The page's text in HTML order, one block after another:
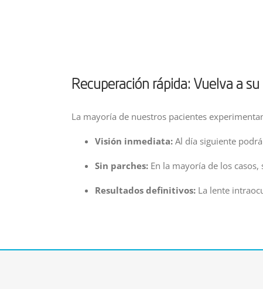
Recuperación rápida: Vuelva a
La mayoría de nuestros pacientes
Visión inmediata:Al día siguiente
Sin parches:En la mayoría de los
Resultados definitivos:La lente